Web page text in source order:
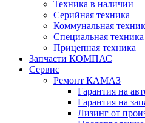
Техника в наличии
Серийная техника
Коммунальная
Специальная техника
Прицепная техника
Запчасти КОМПАС
Сервис
Ремонт КАМАЗ
Гарантия на
Гарантия на
Лизинг от